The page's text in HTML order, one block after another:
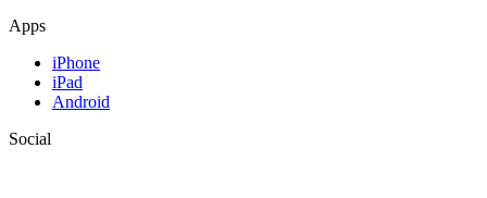
Apps
iPhone
iPad
Android
Social